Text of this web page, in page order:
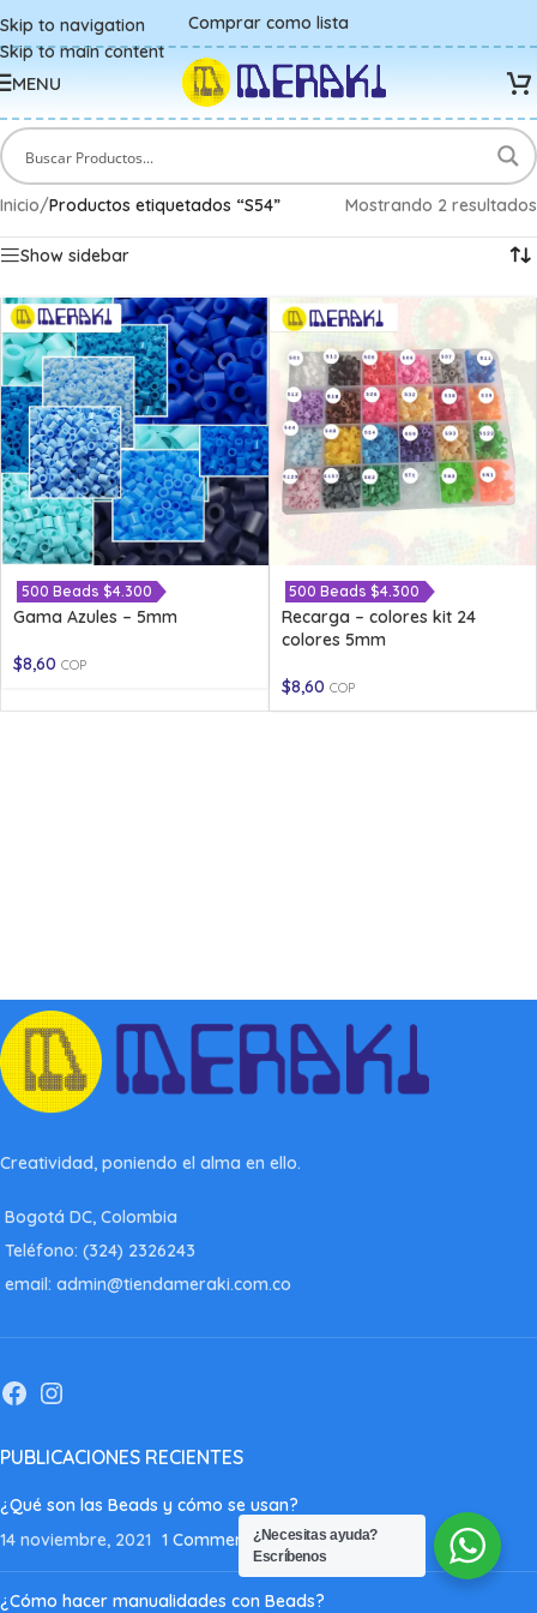
Skip to navigation
Skip to main content
Comprar como lista
MENU
Inicio/Productos etiquetados “S54” Mostrando 2 resultados
Show sidebar
500 Beads $4.300
Gama Azules – 5mm
$8,60 COP
500 Beads $4.300
Recarga – colores kit 24
colores 5mm
$8,60 COP
Creatividad, poniendo el alma en ello.
Bogotá DC, Colombia
Teléfono: (324) 2326243
email: admin@tiendameraki.com.co
PUBLICACIONES RECIENTES
¿Qué son las Beads y cómo se usan?
14 noviembre, 2021 1 Comment
¿Cómo hacer manualidades con Beads?
¿Necesitas ayuda?
Escríbenos